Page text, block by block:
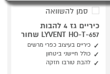
סמן להשוואה
כיריים גז 4 להבות
LYVENT HO-T-657 שחור
כיריים בעיצוב כפרי מרשים
כולל חיישני ביטחון
להבת טורבו חזקה